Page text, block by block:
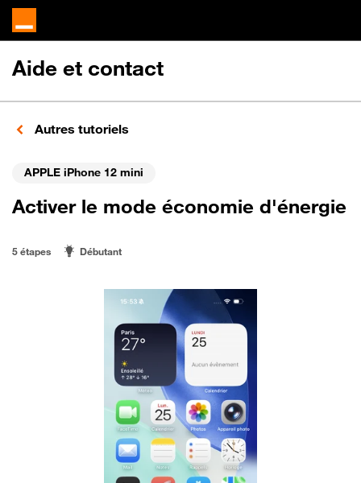
Aide et contact
Autres tutoriels
APPLE iPhone 12 mini
Activer le mode économie d'énergie
5 étapes Débutant